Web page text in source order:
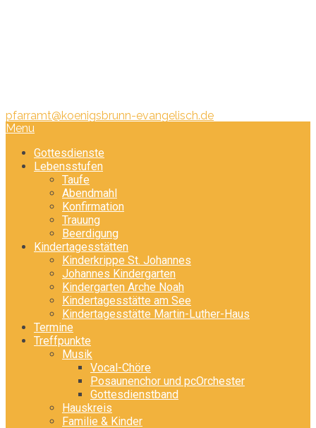
pfarramt@koenigsbrunn-evangelisch.de
Menu
Gottesdienste
Lebensstufen
Taufe
Abendmahl
Konfirmation
Trauung
Beerdigung
Kindertagesstätten
Kinderkrippe St. Johannes
Johannes Kindergarten
Kindergarten Arche Noah
Kindertagesstätte am See
Kindertagesstätte Martin-Luther-Haus
Termine
Treffpunkte
Musik
Vocal-Chöre
Posaunenchor und pcOrchester
Gottesdienstband
Hauskreis
Familie & Kinder